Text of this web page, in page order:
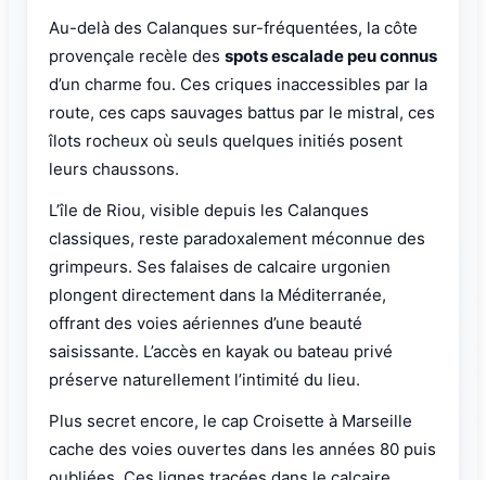
Au-delà des Calanques sur-fréquentées, la côte
provençale recèle des spots escalade peu connus
d’un charme fou. Ces criques inaccessibles par la
route, ces caps sauvages battus par le mistral, ces
îlots rocheux où seuls quelques initiés posent
leurs chaussons.
L’île de Riou, visible depuis les Calanques
classiques, reste paradoxalement méconnue des
grimpeurs. Ses falaises de calcaire urgonien
plongent directement dans la Méditerranée,
offrant des voies aériennes d’une beauté
saisissante. L’accès en kayak ou bateau privé
préserve naturellement l’intimité du lieu.
Plus secret encore, le cap Croisette à Marseille
cache des voies ouvertes dans les années 80 puis